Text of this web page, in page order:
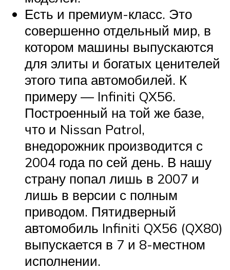
Есть и премиум-класс. Это
совершенно отдельный мир, в
котором машины выпускаются
для элиты и богатых ценителей
этого типа автомобилей. К
примеру — Infiniti QX56.
Построенный на той же базе,
что и Nissan Patrol,
внедорожник производится с
2004 года по сей день. В нашу
страну попал лишь в 2007 и
лишь в версии с полным
приводом. Пятидверный
автомобиль Infiniti QX56 (QX80)
выпускается в 7 и 8-местном
исполнении.